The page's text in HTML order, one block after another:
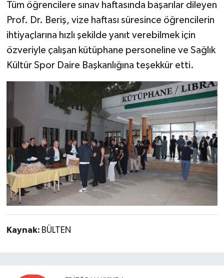
Tüm öğrencilere sınav haftasında başarılar dileyen
Prof. Dr. Beriş, vize haftası süresince öğrencilerin
ihtiyaçlarına hızlı şekilde yanıt verebilmek için
özveriyle çalışan kütüphane personeline ve Sağlık
Kültür Spor Daire Başkanlığına teşekkür etti.
Kaynak: BÜLTEN